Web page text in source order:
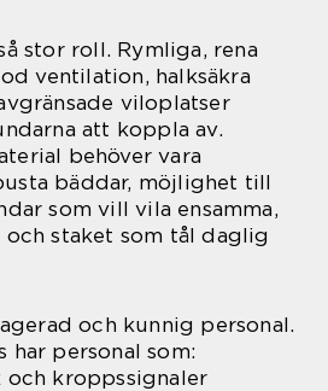
stor roll. Rymliga, rena
ventilation, halksäkra
viloplatser
att koppla av.
behöver vara
bäddar, möjlighet till
som vill vila ensamma,
staket som tål daglig
och kunnig personal.
har personal som:
och kroppssignaler